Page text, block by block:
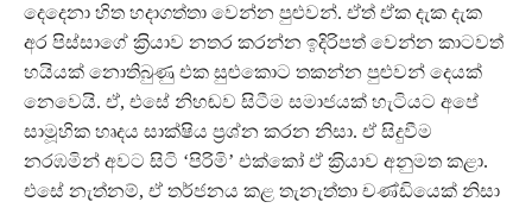
දෙදෙනා හිත හදාගත්තා වෙන්න පුළුවන්. ඒත් ඒක දැක දැක
අර පිස්සාගේ ක‍්‍රියාව නතර කරන්න ඉදිරිපත් වෙන්න කාටවත්
හයියක් නොතිබුණු එක සුළුකොට තකන්න පුළුවන් දෙයක්
නෙවෙයි. ඒ, එසේ නිහඬව සිටීම සමාජයක් හැටියට අපේ
සාමූහික හෘදය සාක්ෂිය ප‍්‍රශ්න කරන නිසා. ඒ සිදුවීම
නරඹමින් අවට සිටි ‘පිරිමි’ එක්කෝ ඒ ක‍්‍රියාව අනුමත කළා.
එසේ නැත්නම්, ඒ තර්ජනය කළ තැනැත්තා චණ්ඩියෙක් නිසා